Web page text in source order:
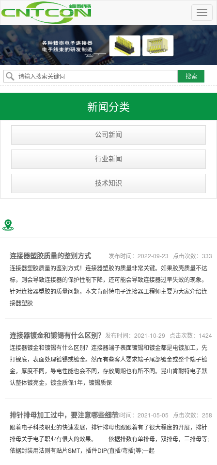
新闻分类
公司新闻
行业新闻
技术知识
连接器塑胶质量的鉴别方式
连接器塑胶质量的鉴别方式！连接器塑胶的质量非常关键。如果胶壳质量不达
标，则会导致连接器的保护性能下降，还可能会导致连接器过早失效的现象。
针对连接器塑胶的质量问题，本文肯耐特电子连接器工程师主要为大家介绍连
接器塑胶
发布时间：2022-09-23 点击次数：333
连接器镀金和镀锡有什么区别？
连接器镀金和镀锡有什么区别？连接器端子表面镀锡和镀金都是电镀加工，先
打镍底，表面处理镀锡或镀金。然而有些客人要求端子尾部镀金或整个端子镀
金，厚度不同，导电性能也会不同，存放周期也有所不同。昆山肯耐特电子默
认整体镀亮金，镀金质保1年，镀锡质保
发布时间：2021-10-29 点击次数：1424
排针排母加工过中，要注意哪些细节
跟着电子科技职业的快速发展，排针排母也跟跟着有了很大程度的开展，排针
排母关于电子职业有很大的效果。 依据排数有单排母，双排母，三排母等;
依据封装用法则有贴片SMT，插件DIP(直插/弯插)等;一起
发布时间：2021-05-05 点击次数：258